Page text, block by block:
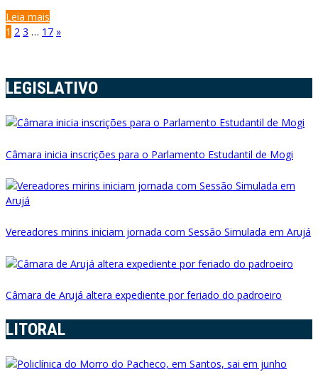
Leia mais
Paginação
1 2 3 … 17 »
LEGISLATIVO
Câmara inicia inscrições para o Parlamento Estudantil de Mogi
Vereadores mirins iniciam jornada com Sessão Simulada em Arujá
Câmara de Arujá altera expediente por feriado do padroeiro
LITORAL